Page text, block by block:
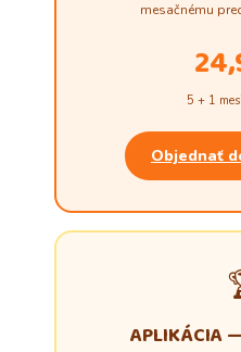
mesačnému
5 + 1
Objednať
APLIKÁCIA